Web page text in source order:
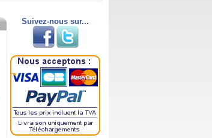
Suivez-nous sur...